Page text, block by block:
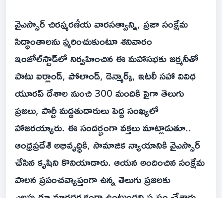
వైఎస్సార్ చిరస్మరణీయ వారసత్వాన్ని, ప్రజా సంక్షేమ
సిద్ధాంతాలను స్మరించుకుంటూ శనివారం
ఇంజోల్‌స్టాడ్‌లో నిర్వహించిన ఈ మహాసభకు జర్మనీతో
పాటు ఐర్లాండ్, పోలాండ్, డెన్మార్క్, ఇటలీ సహా వివిధ
యూరప్ దేశాల నుంచి 300 మందికి పైగా తెలుగు
ప్రజలు, పార్టీ మద్దతుదారులు పెద్ద సంఖ్యలో
హాజరయ్యారు. ఈ సందర్భంగా వక్తలు మాట్లాడుతూ..
ఆంధ్రప్రదేశ్ అభివృద్ధికి, సామాజిక న్యాయానికి వైఎస్సార్
చేసిన కృషిని కొనియాడారు. ఆయన అందించిన సంక్షేమ
పాలన ప్రపంచవ్యాప్తంగా ఉన్న తెలుగు ప్రజలకు